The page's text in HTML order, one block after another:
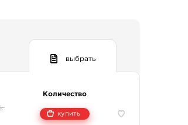
она быстрее заживала.
драгоценных камней, кирпича и
выбрать
Количество
купить